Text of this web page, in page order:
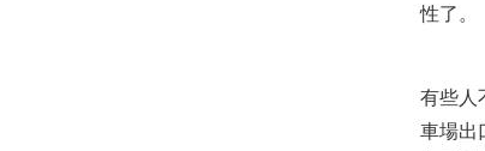
性了。
有些人
車場出